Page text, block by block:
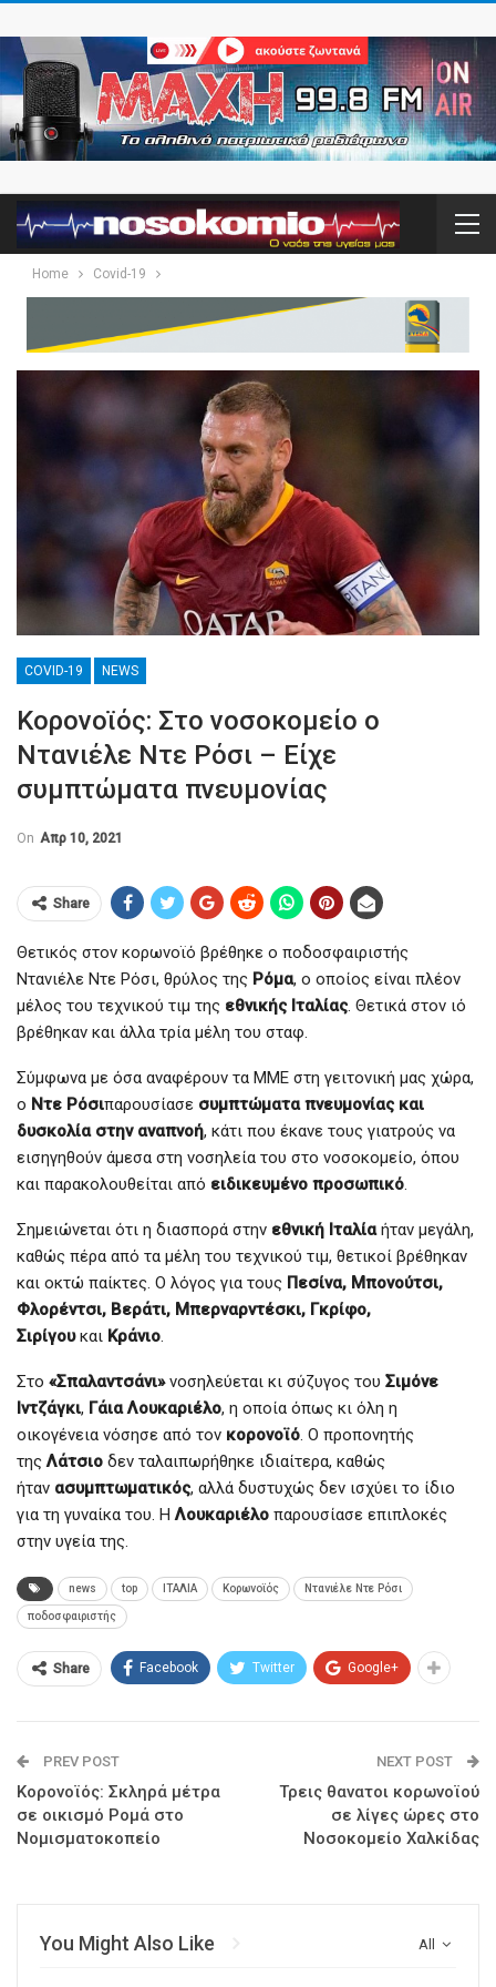
Home Covid-19
COVID-19 NEWS
Κορονοϊός: Στο νοσοκομείο ο
Ντανιέλε Ντε Ρόσι – Είχε
συμπτώματα πνευμονίας
On Απρ 10, 2021
Share
Θετικός στον κορωνοϊό βρέθηκε ο ποδοσφαιριστής
Ντανιέλε Ντε Ρόσι, θρύλος της Ρόμα, ο οποίος είναι πλέον
μέλος του τεχνικού τιμ της εθνικής Ιταλίας. Θετικά στον ιό
βρέθηκαν και άλλα τρία μέλη του σταφ.
Σύμφωνα με όσα αναφέρουν τα ΜΜΕ στη γειτονική μας χώρα,
ο Ντε Ρόσιπαρουσίασε συμπτώματα πνευμονίας και
δυσκολία στην αναπνοή, κάτι που έκανε τους γιατρούς να
εισηγηθούν άμεσα στη νοσηλεία του στο νοσοκομείο, όπου
και παρακολουθείται από ειδικευμένο προσωπικό.
Σημειώνεται ότι η διασπορά στην εθνική Ιταλίαήταν μεγάλη,
καθώς πέρα από τα μέλη του τεχνικού τιμ, θετικοί βρέθηκαν
και οκτώ παίκτες. Ο λόγος για τους Πεσίνα, Μπονούτσι,
Φλορέντσι, Βεράτι, Μπερναρντέσκι, Γκρίφο,
Σιρίγουκαι Κράνιο.
Στο «Σπαλαντσάνι»νοσηλεύεται κι σύζυγος του Σιμόνε
Ιντζάγκι, Γάια Λουκαριέλο, η οποία όπως κι όλη η
οικογένεια νόσησε από τον κορονοϊό. Ο προπονητής
τηςΛάτσιο δεν ταλαιπωρήθηκε ιδιαίτερα, καθώς
ήταν ασυμπτωματικός, αλλά δυστυχώς δεν ισχύει το ίδιο
για τη γυναίκα του. ΗΛουκαριέλο παρουσίασε επιπλοκές
στην υγεία της.
news top ΙΤΑΛΙΑ Κορωνοϊός Ντανιέλε Ντε Ρόσι
ποδοσφαιριστής
Share Facebook Twitter Google+
PREV POST
Κορονοϊός: Σκληρά μέτρα
σε οικισμό Ρομά στο
Νομισματοκοπείο
NEXT POST
Τρεις θανατοι κορωνοϊού
σε λίγες ώρες στο
Νοσοκομείο Χαλκίδας
All
You Might Also Like